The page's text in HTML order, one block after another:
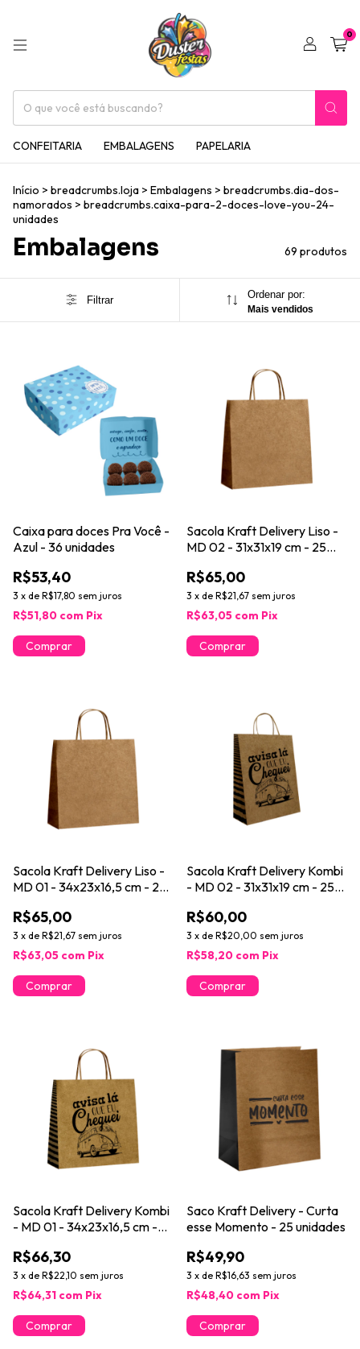
0
CONFEITARIA EMBALAGENS PAPELARIA
Início > breadcrumbs.loja > Embalagens > breadcrumbs.dia-dos-
namorados > breadcrumbs.caixa-para-2-doces-love-you-24-
unidades
Embalagens 69 produtos
Filtrar Ordenar por:
Mais vendidos
Caixa para doces Pra Você -
Azul - 36 unidades
R$53,40
3 x de R$17,80 sem juros
R$51,80 com Pix
Sacola Kraft Delivery Liso -
MD 02 - 31x31x19 cm - 25
R$65,00
3 x de R$21,67 sem juros
R$63,05 com Pix
Sacola Kraft Delivery Liso -
MD 01 - 34x23x16,5 cm - 25
R$65,00
3 x de R$21,67 sem juros
R$63,05 com Pix
Sacola Kraft Delivery Kombi
- MD 02 - 31x31x19 cm - 25
R$60,00
3 x de R$20,00 sem juros
R$58,20 com Pix
Sacola Kraft Delivery Kombi
- MD 01 - 34x23x16,5 cm -
R$66,30
3 x de R$22,10 sem juros
R$64,31 com Pix
Saco Kraft Delivery - Curta
esse Momento - 25 unidades
R$49,90
3 x de R$16,63 sem juros
R$48,40 com Pix